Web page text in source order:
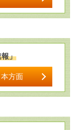
」
方面